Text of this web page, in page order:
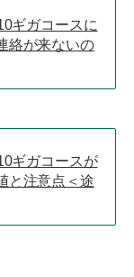
ギガコースに
絡が来ないの
ギガコースが
と注意点＜途